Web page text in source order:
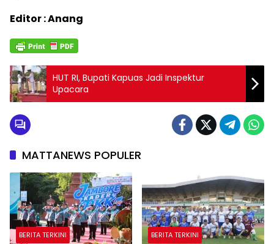
Editor : Anang
HUT RI, Bupati Kapuas Jadi Inspektur
Upacara
MATTANEWS POPULER
BERITA TERKINI BERITA TERKINI